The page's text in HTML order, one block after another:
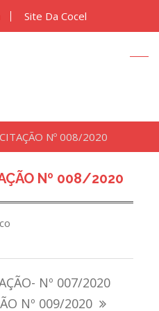
Site Da Cocel
Nº 008/2020
Nº 008/2020
Nº 007/2020
Nº 009/2020